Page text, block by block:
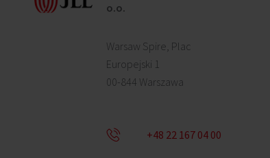
o.o.
Warsaw Spire, Plac
Europejski 1
00-844 Warszawa
+48 22 167 04 00